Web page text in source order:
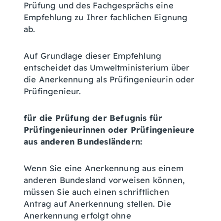
Prüfung und des Fachgesprächs eine
Empfehlung zu Ihrer fachlichen Eignung
ab.
Auf Grundlage dieser Empfehlung
entscheidet das Umweltministerium über
die Anerkennung als Prüfingenieurin oder
Prüfingenieur.
für die Prüfung der Befugnis für
Prüfingenieurinnen oder Prüfingenieure
aus anderen Bundesländern:
Wenn Sie eine Anerkennung aus einem
anderen Bundesland vorweisen können,
müssen Sie auch einen schriftlichen
Antrag auf Anerkennung stellen. Die
Anerkennung erfolgt ohne